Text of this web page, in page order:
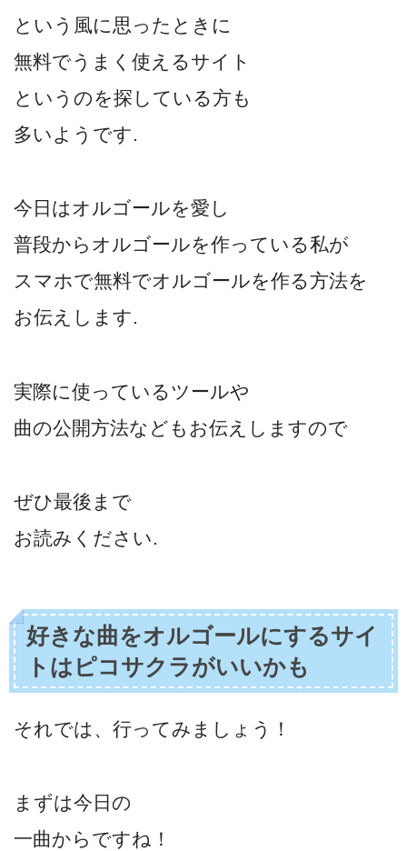
という風に思ったときに
無料でうまく使えるサイト
というのを探している方も
多いようです.
今日はオルゴールを愛し
普段からオルゴールを作っている私が
スマホで無料でオルゴールを作る方法を
お伝えします.
実際に使っているツールや
曲の公開方法などもお伝えしますので
ぜひ最後まで
お読みください.
好きな曲をオルゴールにするサイ
トはピコサクラがいいかも
それでは、行ってみましょう！
まずは今日の
一曲からですね！